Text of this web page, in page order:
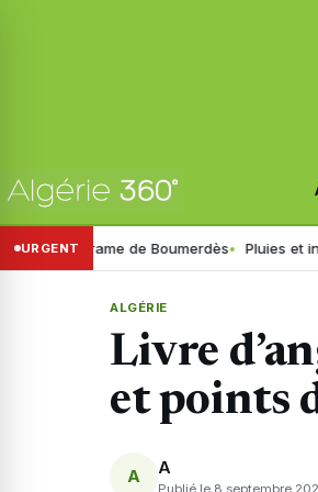
URGENT
de Boumerdès Pluies et
ALGÉRIE
Livre
et points
A A
Publié le 8 septembre